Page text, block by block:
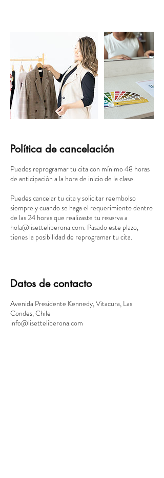
Política de cancelación
Puedes reprogramar tu cita con mínimo 48 horas
de anticipación a la hora de inicio de la clase.
Puedes cancelar tu cita y solicitar reembolso
siempre y cuando se haga el requerimiento dentro
de las 24 horas que realizaste tu reserva a
hola@lisetteliberona.com. Pasado este plazo,
tienes la posibilidad de reprogramar tu cita.
Datos de contacto
Avenida Presidente Kennedy, Vitacura, Las
Condes, Chile
info@lisetteliberona.com